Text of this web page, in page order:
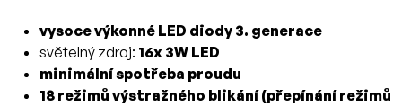
vysoce výkonné LED diody 3. generace
světelný zdroj: 16x 3W LED
minimální spotřeba proudu
18 režimů výstražného blikání (přepínání režimů